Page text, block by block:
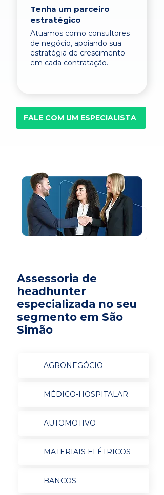
Tenha um parceiro
estratégico
Atuamos como consultores
de negócio, apoiando sua
estratégia de crescimento
em cada contratação.
FALE COM UM ESPECIALISTA
Assessoria de
headhunter
especializada no seu
segmento em São
Simão
AGRONEGÓCIO
MÉDICO-HOSPITALAR
AUTOMOTIVO
MATERIAIS ELÉTRICOS
BANCOS